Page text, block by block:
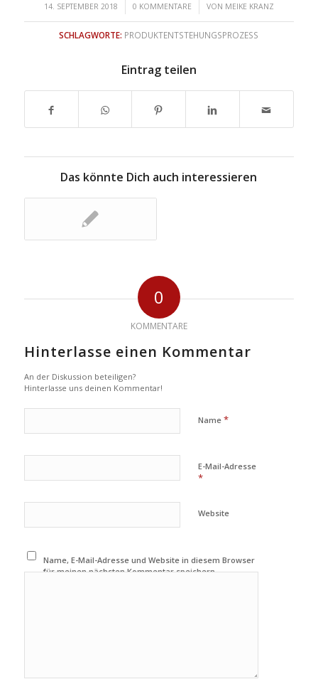
14. SEPTEMBER 2018
/ 0 KOMMENTARE
/ VON MEIKE KRANZ
SCHLAGWORTE: PRODUKTENTSTEHUNGSPROZESS
Eintrag teilen
Das könnte Dich auch interessieren
0
KOMMENTARE
Hinterlasse einen Kommentar
An der Diskussion beteiligen?
Hinterlasse uns deinen Kommentar!
Name *
E-Mail-Adresse
*
Website
Name, E-Mail-Adresse und Website in diesem Browser
für meinen nächsten Kommentar speichern.